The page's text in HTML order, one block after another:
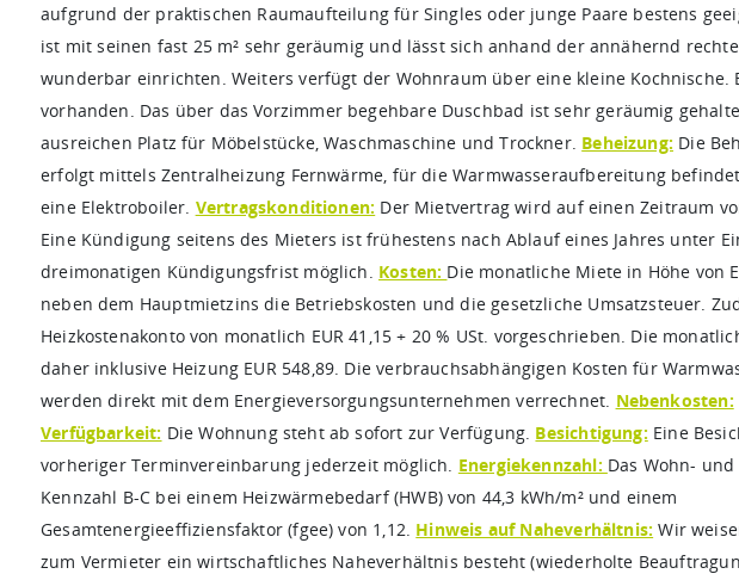
aufgrund der praktischen Raumaufteilung für Singles oder junge Paare bestens
ist mit seinen fast 25 m² sehr geräumig und lässt sich anhand der annähernd
wunderbar einrichten. Weiters verfügt der Wohnraum über eine kleine Kochnische.
vorhanden. Das über das Vorzimmer begehbare Duschbad ist sehr geräumig
ausreichen Platz für Möbelstücke, Waschmaschine und Trockner. Beheizung: Die
erfolgt mittels Zentralheizung Fernwärme, für die Warmwasseraufbereitung
eine Elektroboiler. Vertragskonditionen: Der Mietvertrag wird auf einen Zeitraum
Eine Kündigung seitens des Mieters ist frühestens nach Ablauf eines Jahres unter
dreimonatigen Kündigungsfrist möglich. Kosten: Die monatliche Miete in Höhe von
neben dem Hauptmietzins die Betriebskosten und die gesetzliche Umsatzsteuer.
Heizkostenakonto von monatlich EUR 41,15 + 20 % USt. vorgeschrieben. Die
daher inklusive Heizung EUR 548,89. Die verbrauchsabhängigen Kosten für
werden direkt mit dem Energieversorgungsunternehmen verrechnet. Nebenkosten:
Verfügbarkeit: Die Wohnung steht ab sofort zur Verfügung. Besichtigung: Eine
vorheriger Terminvereinbarung jederzeit möglich. Energiekennzahl: Das Wohn-
Kennzahl B-C bei einem Heizwärmebedarf (HWB) von 44,3 kWh/m² und einem
Gesamtenergieeffiziensfaktor (fgee) von 1,12. Hinweis auf Naheverhältnis: Wir
zum Vermieter ein wirtschaftliches Naheverhältnis besteht (wiederholte